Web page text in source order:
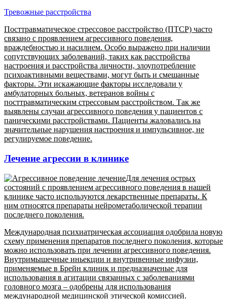
Тревожные расстройства
Посттравматическое стрессовое расстройство (ПТСР) часто
связано с проявлением агрессивного поведения,
враждебностью и насилием. Особо выражено при наличии
сопутствующих заболеваний, таких как расстройства
настроения и расстройства личности, злоупотребление
психоактивными веществами, могут быть и смешанные
факторы. Эти искажающие факторы исследовали у
амбулаторных больных, ветеранов войны с
посттравматическим стрессовым расстройством. Так же
выявлены случаи агрессивного поведения у пациентов с
паническими расстройствами. Пациенты жаловались на
значительные нарушения настроения и импульсивное, не
регулируемое поведение.
Лечение агрессии в клинике
Для лечения острых
состояний с проявлением агрессивного поведения в нашей
клинике часто используются лекарственные препараты. К
ним относятся препараты нейрометаболической терапии
последнего поколения.
Международная психиатрическая ассоциация одобрила новую
схему применения препаратов последнего поколения, которые
можно использовать при лечении агрессивного поведения.
Внутримышечные иньекции и внутривенные инфузии,
применяемые в Брейн клиник и предназначеные для
использования в агитации связанных с заболеваниями
головного мозга – одобрены для использования
международной медицинской этической комиссией.